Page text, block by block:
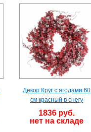
Декор Круг с ягодами 60
см красный в снегу
1836 руб.
нет на складе